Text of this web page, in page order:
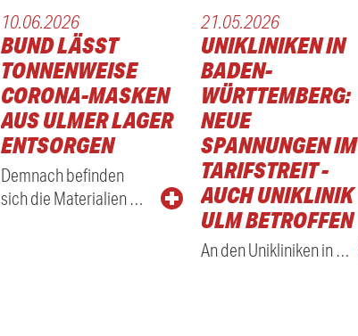
10.06.2026
BUND LÄSST
TONNENWEISE
CORONA-MASKEN
AUS ULMER LAGER
ENTSORGEN
Demnach befinden
sich die Materialien …
21.05.2026
UNIKLINIKEN IN
BADEN-
WÜRTTEMBERG:
NEUE
SPANNUNGEN IM
TARIFSTREIT -
AUCH UNIKLINIK
ULM BETROFFEN
An den Unikliniken in …